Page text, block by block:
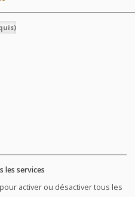
23 studios exposés sud
pour 2 adultes et 2
directement à la
ainsi qu’aux autres
: piscine d’eau de mer
studios répondent à notre
d’hébergement familial,
raisonnable.
(lit armoire dans la
les services
activer ou désactiver tous les